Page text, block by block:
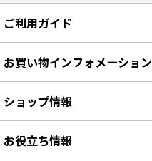
ご利用ガイド
お買い物インフォメーション
ショップ情報
お役立ち情報